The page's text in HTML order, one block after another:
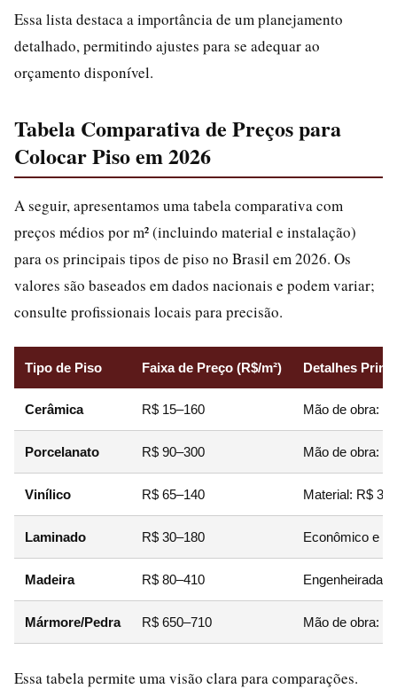
Essa lista destaca a importância de um planejamento
detalhado, permitindo ajustes para se adequar ao
orçamento disponível.
Tabela Comparativa de Preços para
Colocar Piso em 2026
A seguir, apresentamos uma tabela comparativa com
preços médios por m² (incluindo material e instalação)
para os principais tipos de piso no Brasil em 2026. Os
valores são baseados em dados nacionais e podem variar;
consulte profissionais locais para precisão.
Tipo de Piso Faixa de Preço (R$/m²) Detalhes
Cerâmica R$ 15–160 Mão de obra:
Porcelanato R$ 90–300 Mão de obra:
Vinílico R$ 65–140 Material: R$
Laminado R$ 30–180 Econômico e
Madeira R$ 80–410 Engenheirada
Mármore/Pedra R$ 650–710 Mão de obra:
Essa tabela permite uma visão clara para comparações.